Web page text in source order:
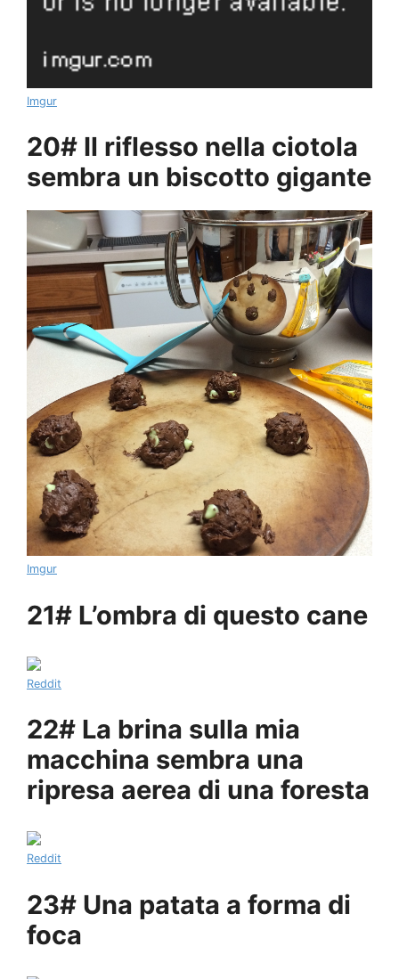
Imgur
20# Il riflesso nella ciotola
sembra un biscotto gigante
Imgur
21# L’ombra di questo cane
Reddit
22# La brina sulla mia
macchina sembra una
ripresa aerea di una foresta
Reddit
23# Una patata a forma di
foca